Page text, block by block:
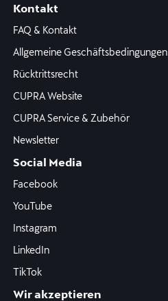
Kontakt
FAQ & Kontakt
Allgemeine Geschäftsbedingungen
Rücktrittsrecht
CUPRA Website
CUPRA Service & Zubehör
Newsletter
Social Media
Facebook
YouTube
Instagram
LinkedIn
TikTok
Wir akzeptieren